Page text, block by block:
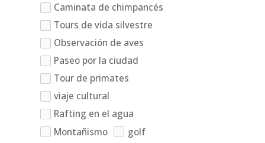
Caminata de chimpancés
Tours de vida silvestre
Observación de aves
Paseo por la ciudad
Tour de primates
viaje cultural
Rafting en el agua
Montañismo
golf